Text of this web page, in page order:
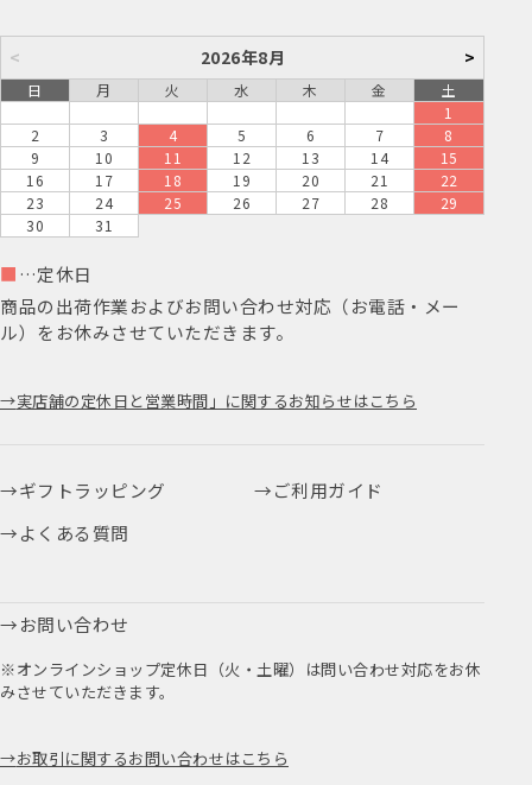
< 2026年8月 >
日 月 火 水 木 金
土
1
2
3 4 5 6 7
8
9
10 11 12 13 14
15
16
17 18 19 20 21
22
23
24 25 26 27 28
29
30
31
■ …定休日
商品の出荷作業およびお問い合わせ対応（お電話・メー
ル）をお休みさせていただきます。
実店舗の定休日と営業時間」に関するお知らせはこちら
ギフトラッピング
ご利用ガイド
よくある質問
お問い合わせ
※オンラインショップ定休日（火・土曜）は問い合わせ対応をお休
みさせていただきます。
お取引に関するお問い合わせはこちら